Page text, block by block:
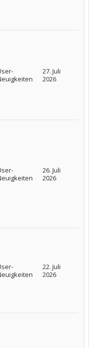
27. Juli
2026
26. Juli
2026
22. Juli
2026